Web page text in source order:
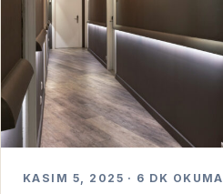
KASIM 5, 2025 · 6 DK OKUMA